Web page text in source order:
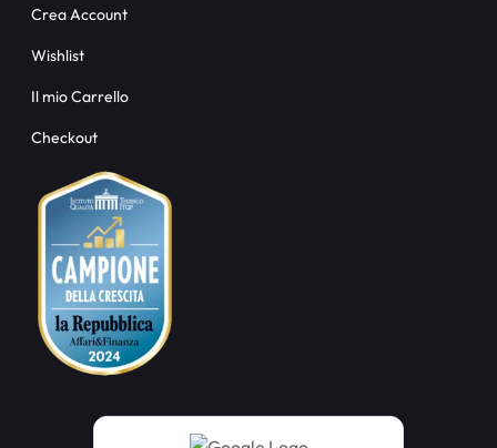
Crea Account
Wishlist
Il mio Carrello
Checkout